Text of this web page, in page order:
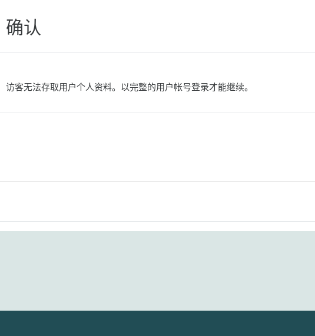
确认
访客无法存取用户个人资料。以完整的用户帐号登录才能继续。